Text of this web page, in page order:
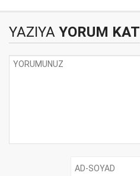
YAZIYA YORUM KAT